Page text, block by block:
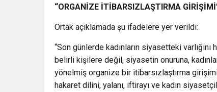
“ORGANİZE İTİBARSIZLAŞTIRMA
Ortak açıklamada şu ifadelere yer verildi:
“Son günlerde kadınların siyasetteki varlığını
belirli kişilere değil, siyasetin onuruna,
yönelmiş organize bir itibarsızlaştırma
hakaret dilini, yalanı, iftirayı ve kadın